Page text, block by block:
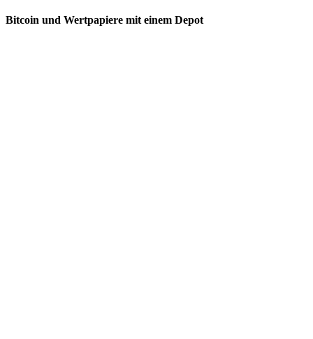
Bitcoin und Wertpapiere mit einem Depot